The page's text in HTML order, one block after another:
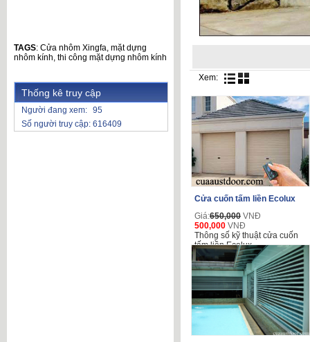
TAGS: Cửa nhôm Xingfa, mặt dựng
nhôm kính, thi công mặt dựng nhôm kính
Thống kê truy cập
Người đang xem: 95
Số người truy cập: 616409
Xem:
Cửa cuốn tấm liền Ecolux
Giá:650,000 VNĐ
500,000 VNĐ
Thông số kỹ thuật cửa cuốn
tấm liền Ecolux